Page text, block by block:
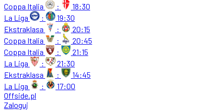
Coppa Italia
:
18:30
La Liga
:
19:30
Ekstraklasa
:
20:15
Coppa Italia
:
20:45
Coppa Italia
:
21:15
La Liga
:
21:30
Ekstraklasa
:
14:45
La Liga
:
17:00
Offside.pl
Zaloguj